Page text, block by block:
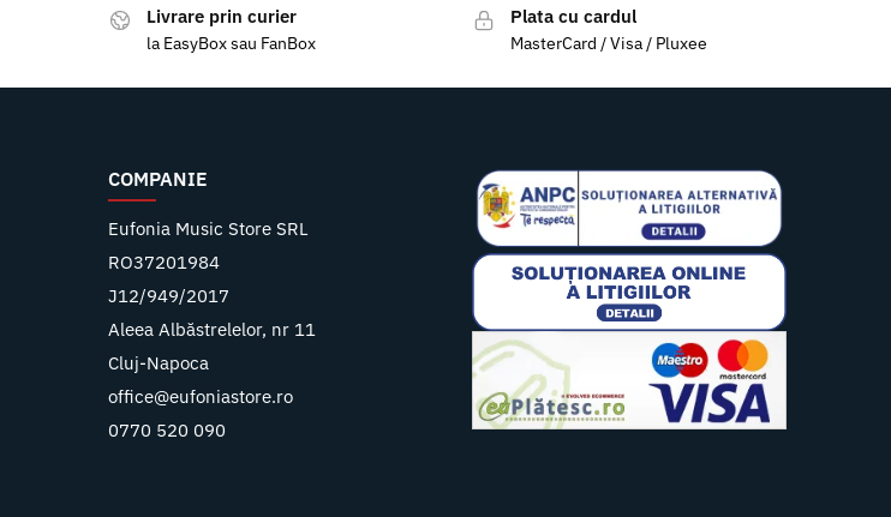
Livrare prin curier
la EasyBox sau FanBox
Plata cu cardul
MasterCard / Visa / Pluxee
COMPANIE
Eufonia Music Store SRL
RO37201984
J12/949/2017
Aleea Albăstrelelor, nr 11
Cluj-Napoca
office@eufoniastore.ro
0770 520 090